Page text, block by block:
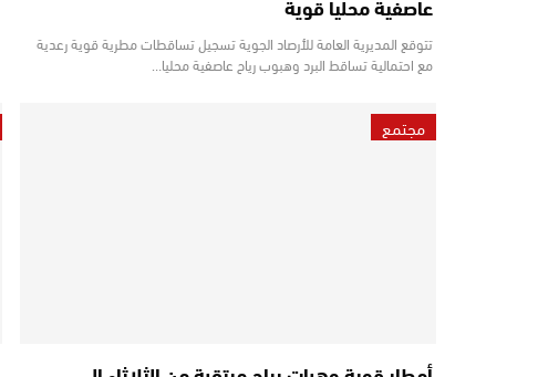
تتوقع المديرية العامة للأرصاد الجوية تسجيل تساقطات مطرية قوية رعدية
مع احتمالية تساقط البرد وهبوب رياح عاصفية محليا…
مجتمع